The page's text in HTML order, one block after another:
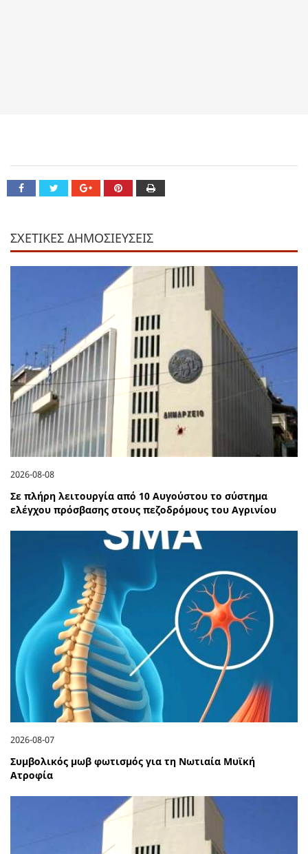
ΣΧΕΤΙΚΕΣ ΔΗΜΟΣΙΕΥΣΕΙΣ
2026-08-08
Σε πλήρη λειτουργία από 10 Αυγούστου το σύστημα
ελέγχου πρόσβασης στους πεζοδρόμους του Αγρινίου
2026-08-07
Συμβολικός μωβ φωτισμός για τη Νωτιαία Μυϊκή
Ατροφία